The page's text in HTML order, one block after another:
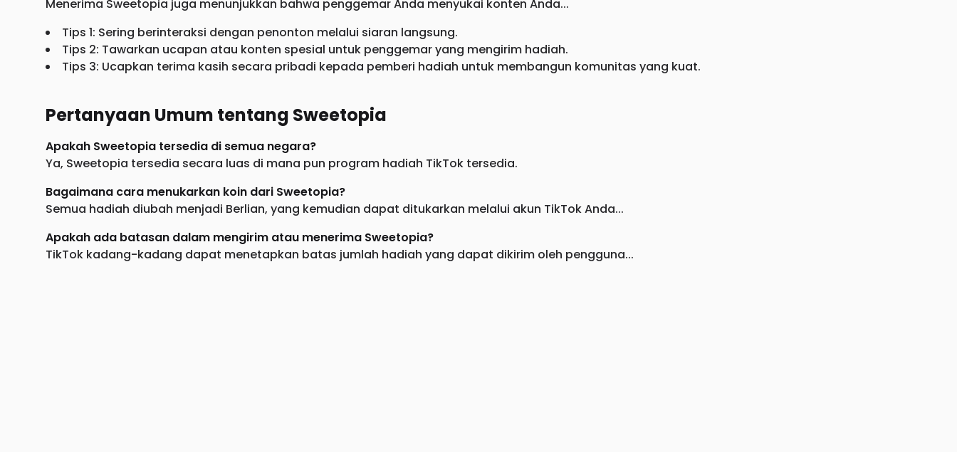
Menerima Sweetopia juga menunjukkan bahwa penggemar Anda menyukai konten Anda...
Tips 1: Sering berinteraksi dengan penonton melalui siaran langsung.
Tips 2: Tawarkan ucapan atau konten spesial untuk penggemar yang mengirim hadiah.
Tips 3: Ucapkan terima kasih secara pribadi kepada pemberi hadiah untuk membangun komunitas yang kuat.
Pertanyaan Umum tentang Sweetopia
Apakah Sweetopia tersedia di semua negara?
Ya, Sweetopia tersedia secara luas di mana pun program hadiah TikTok tersedia.
Bagaimana cara menukarkan koin dari Sweetopia?
Semua hadiah diubah menjadi Berlian, yang kemudian dapat ditukarkan melalui akun TikTok Anda...
Apakah ada batasan dalam mengirim atau menerima Sweetopia?
TikTok kadang-kadang dapat menetapkan batas jumlah hadiah yang dapat dikirim oleh pengguna...